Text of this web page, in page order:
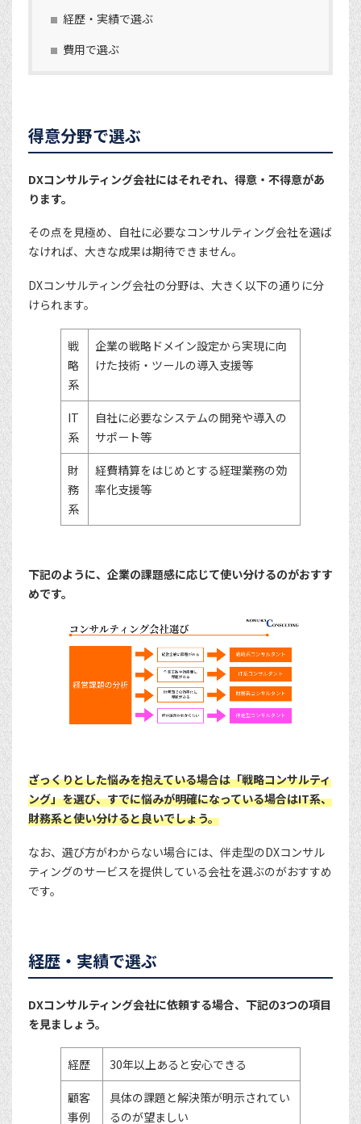
経歴・実績で選ぶ
費用で選ぶ
得意分野で選ぶ
DXコンサルティング会社にはそれぞれ、得意・不得意があ
ります。
その点を見極め、自社に必要なコンサルティング会社を選ば
なければ、大きな成果は期待できません。
DXコンサルティング会社の分野は、大きく以下の通りに分
けられます。
戦
略
系
企業の戦略ドメイン設定から実現に向
けた技術・ツールの導入支援等
IT
系
自社に必要なシステムの開発や導入の
サポート等
財
務
系
経費精算をはじめとする経理業務の効
率化支援等
下記のように、企業の課題感に応じて使い分けるのがおすす
めです。
ざっくりとした悩みを抱えている場合は「戦略コンサルティ
ング」を選び、すでに悩みが明確になっている場合はIT系、
財務系と使い分けると良いでしょう。
なお、選び方がわからない場合には、伴走型のDXコンサル
ティングのサービスを提供している会社を選ぶのがおすすめ
です。
経歴・実績で選ぶ
DXコンサルティング会社に依頼する場合、下記の3つの項目
を見ましょう。
経歴 30年以上あると安心できる
顧客
事例
具体の課題と解決策が明示されてい
るのが望ましい